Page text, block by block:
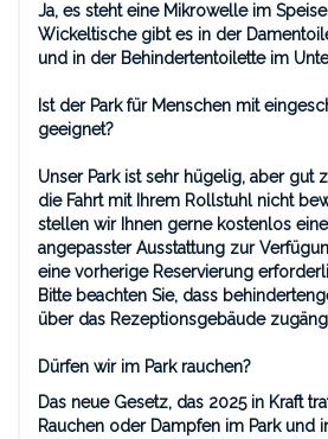
Ja, es steht eine Mikrowelle im
Wickeltische gibt es in der
und in der Behindertentoilette im
Ist der Park für Menschen mit
geeignet?
Unser Park ist sehr hügelig, aber gut
die Fahrt mit Ihrem Rollstuhl nicht
stellen wir Ihnen gerne kostenlos
angepasster Ausstattung zur
eine vorherige Reservierung
Bitte beachten Sie, dass
über das Rezeptionsgebäude
Dürfen wir im Park rauchen?
Das neue Gesetz, das 2025 in Kraft
Rauchen oder Dampfen im Park und